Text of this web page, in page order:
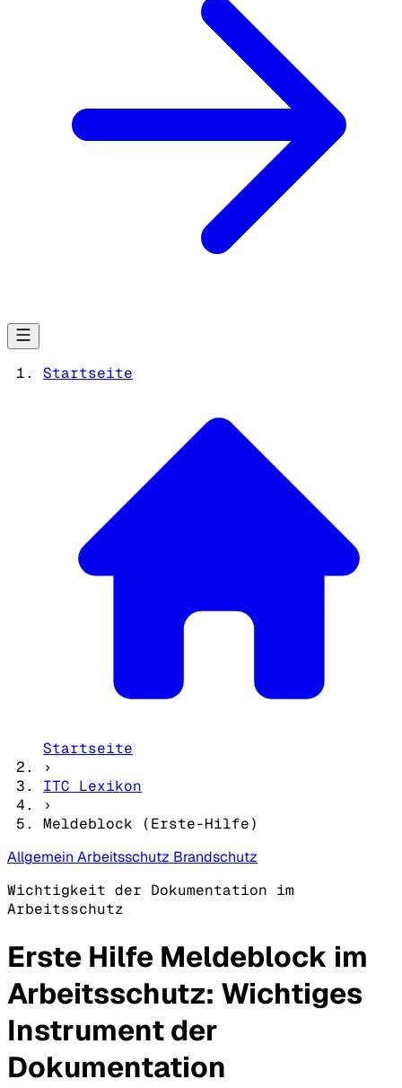
Startseite
Startseite
›
ITC Lexikon
›
Meldeblock (Erste-Hilfe)
Allgemein Arbeitsschutz Brandschutz
Wichtigkeit der Dokumentation im
Arbeitsschutz
Erste Hilfe Meldeblock im
Arbeitsschutz: Wichtiges
Instrument der
Dokumentation